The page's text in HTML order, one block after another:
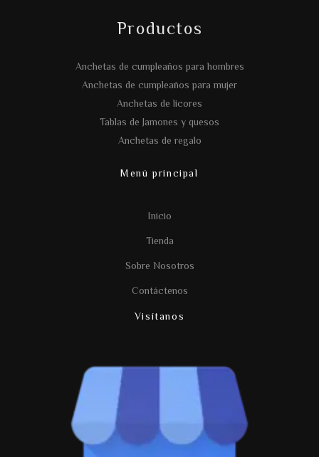
Productos
Anchetas de cumpleaños para hombres
Anchetas de cumpleaños para mujer
Anchetas de licores
Tablas de Jamones y quesos
Anchetas de regalo
Menú principal
Inicio
Tienda
Sobre Nosotros
Contáctenos
Visítanos